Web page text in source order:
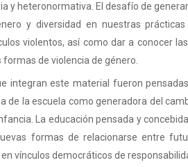
y heteronormativa. El desafío de
y diversidad en nuestras
violentos, así como dar a conocer
de violencia de género.
integran este material fueron
de la escuela como generadora del
La educación pensada y
formas de relacionarse entre
vínculos democráticos de